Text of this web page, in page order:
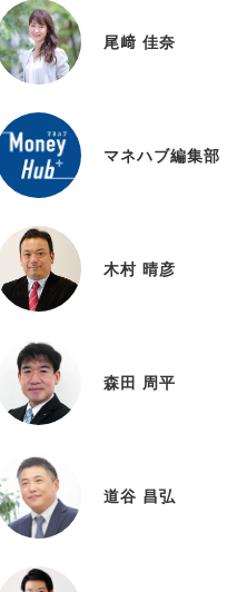
尾﨑 佳奈
マネハブ編集部
木村 晴彦
森田 周平
道谷 昌弘